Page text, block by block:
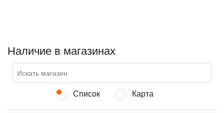
Наличие в магазинах
Список Карта